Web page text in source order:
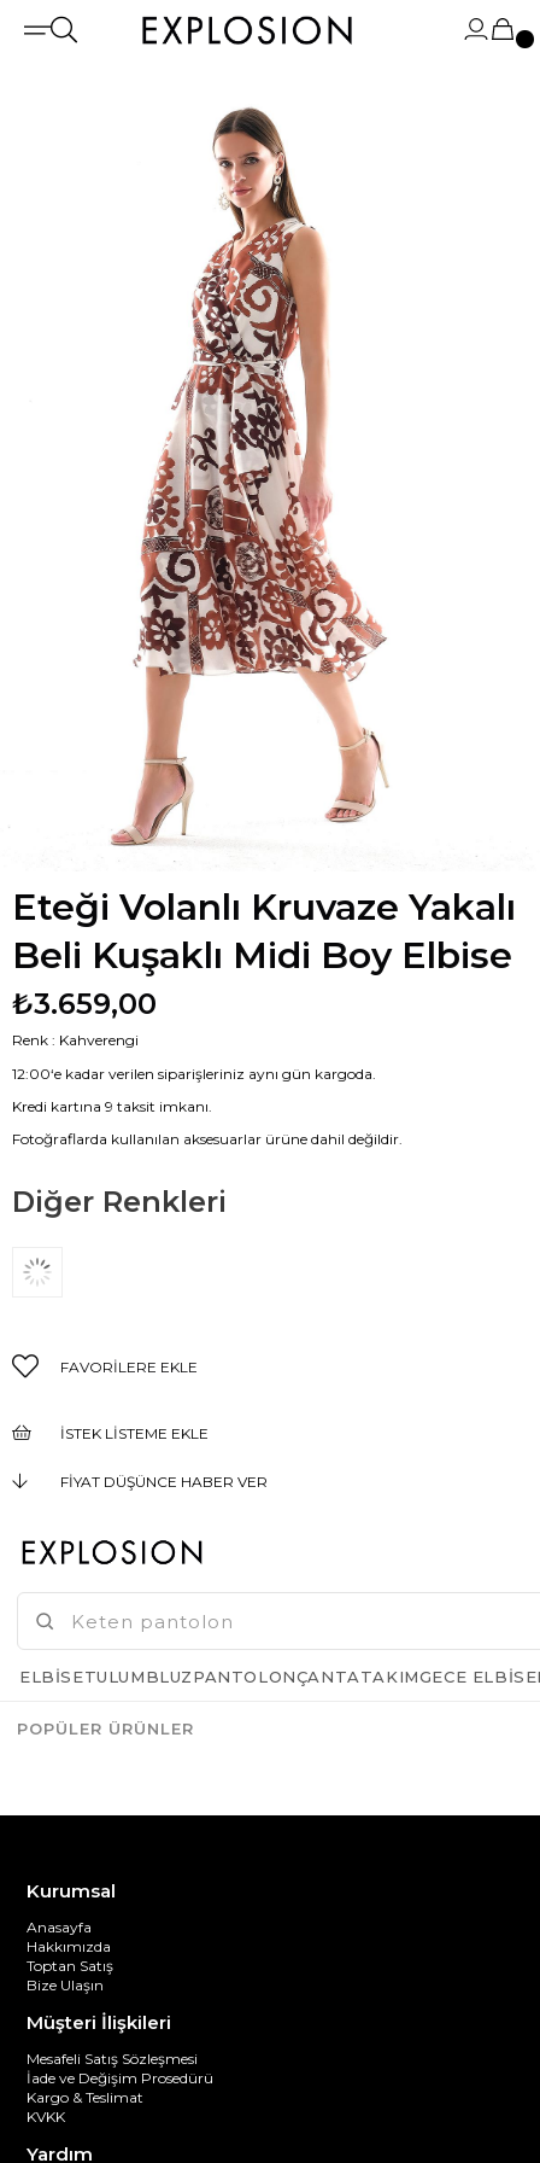
Eteği Volanlı Kruvaze Yakalı
Beli Kuşaklı Midi Boy Elbise
₺3.659,00
Renk : Kahverengi
12:00‘e kadar verilen siparişleriniz aynı gün kargoda.
Kredi kartına 9 taksit imkanı.
Fotoğraflarda kullanılan aksesuarlar ürüne dahil değildir.
Diğer Renkleri
FAVORILERE EKLE
İSTEK LISTEME EKLE
FIYAT DÜŞÜNCE HABER VER
Kurumsal
Anasayfa
Hakkımızda
Toptan Satış
Bize Ulaşın
Müşteri İlişkileri
Mesafeli Satış Sözleşmesi
İade ve Değişim Prosedürü
Kargo & Teslimat
KVKK
Yardım
ELBISETULUMBLUZPANTOLONÇANTATAKIMGECE
POPÜLER ÜRÜNLER